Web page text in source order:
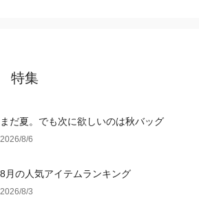
特集
まだ夏。でも次に欲しいのは秋バッグ
2026/8/6
8月の人気アイテムランキング
2026/8/3